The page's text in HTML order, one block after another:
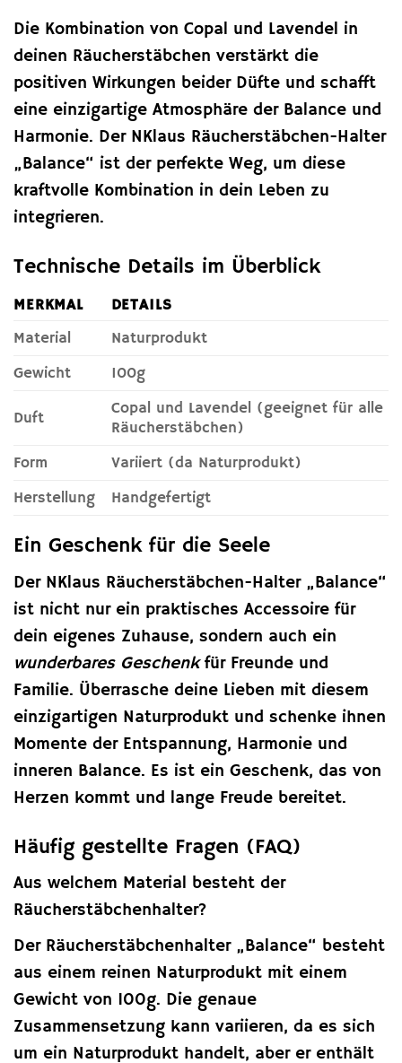
Die Kombination von Copal und Lavendel in
deinen Räucherstäbchen verstärkt die
positiven Wirkungen beider Düfte und schafft
eine einzigartige Atmosphäre der Balance und
Harmonie. Der NKlaus Räucherstäbchen-Halter
„Balance“ ist der perfekte Weg, um diese
kraftvolle Kombination in dein Leben zu
integrieren.
Technische Details im Überblick
MERKMAL
DETAILS
Material
Naturprodukt
Gewicht
100g
Duft
Copal und Lavendel (geeignet für alle
Räucherstäbchen)
Form
Variiert (da Naturprodukt)
Herstellung
Handgefertigt
Ein Geschenk für die Seele
Der NKlaus Räucherstäbchen-Halter „Balance“
ist nicht nur ein praktisches Accessoire für
dein eigenes Zuhause, sondern auch ein
wunderbares Geschenkfür Freunde und
Familie. Überrasche deine Lieben mit diesem
einzigartigen Naturprodukt und schenke ihnen
Momente der Entspannung, Harmonie und
inneren Balance. Es ist ein Geschenk, das von
Herzen kommt und lange Freude bereitet.
Häufig gestellte Fragen (FAQ)
Aus welchem Material besteht der
Räucherstäbchenhalter?
Der Räucherstäbchenhalter „Balance“ besteht
aus einem reinen Naturprodukt mit einem
Gewicht von 100g. Die genaue
Zusammensetzung kann variieren, da es sich
um ein Naturprodukt handelt, aber er enthält